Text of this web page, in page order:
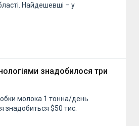
Найдешевші – у
знадобилося три
молока 1 тонна/день
знадобиться $50 тис.